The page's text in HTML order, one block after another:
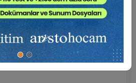
ve Raporlama